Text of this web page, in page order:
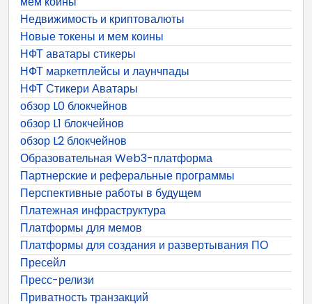
Недвижимость и криптовалюты
Новые токены и мем коины
НФТ аватары стикеры
НФТ маркетплейсы и лаунчпады
НФТ Стикери Аватары
обзор L0 блокчейнов
обзор L1 блокчейнов
обзор L2 блокчейнов
Образовательная Web3-платформа
Партнерские и реферальные программы
Перспективные работы в будущем
Платежная инфраструктура
Платформы для мемов
Платформы для создания и развертывания ПО
Пресейл
Пресс-релизи
Приватность транзакций